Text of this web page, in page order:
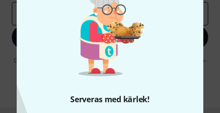
Serveras med kärlek!
Registrera dig nu
Genom att klicka på "Registrera dig nu" samtycker jag till att ta emot e-
postreklam. Avregistrering är möjlig när som helst. Du finner mer
information om nyhetsbrevet i vår